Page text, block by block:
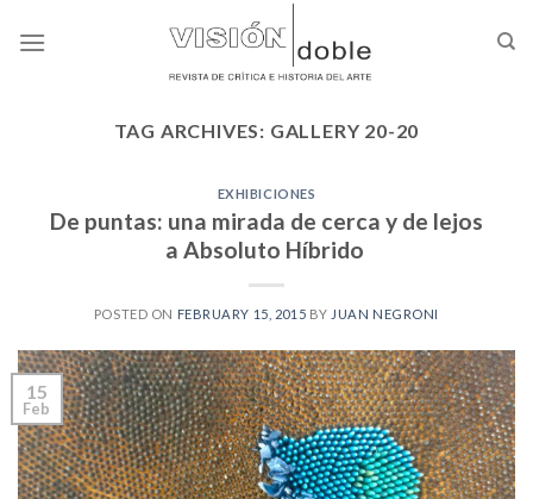
TAG ARCHIVES: GALLERY 20-20
EXHIBICIONES
De puntas: una mirada de cerca y de lejos
a Absoluto Híbrido
POSTED ON FEBRUARY 15, 2015 BY JUAN NEGRONI
15
Feb